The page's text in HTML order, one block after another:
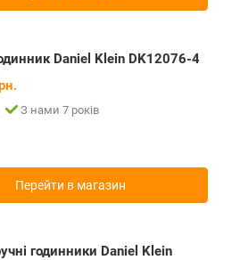
Daniel Klein DK12076-4
З нами 7 років
Перейти в магазин
годинники Daniel Klein